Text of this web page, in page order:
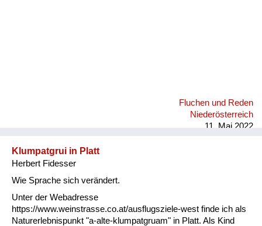
Fluchen und Reden
Niederösterreich
11. Mai 2022
Klumpatgrui in Platt
Herbert Fidesser
Wie Sprache sich verändert.
Unter der Webadresse
https://www.weinstrasse.co.at/ausflugsziele-west finde ich als
Naturerlebnispunkt "a-alte-klumpatgruam" in Platt. Als Kind